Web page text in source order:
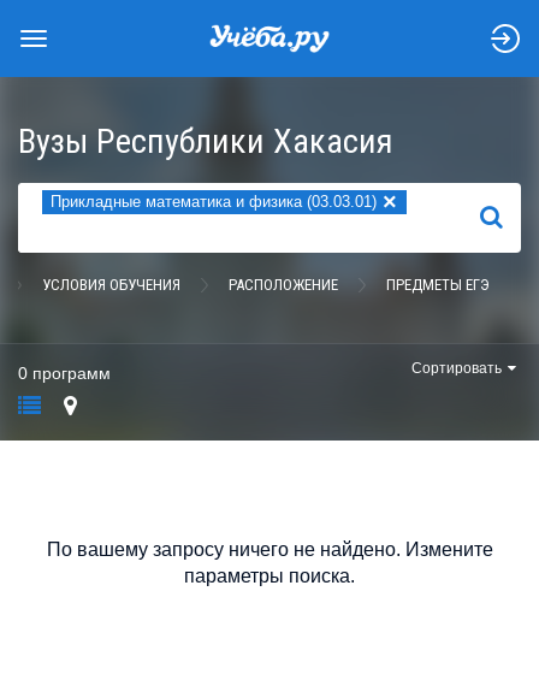
Вузы Республики Хакасия
Прикладные математика и физика (03.03.01) ×
НАЙТИ
УСЛОВИЯ ОБУЧЕНИЯ РАСПОЛОЖЕНИЕ ПРЕДМЕТЫ ЕГЭ
0 программ Сортировать
По вашему запросу ничего не найдено. Измените
параметры поиска.